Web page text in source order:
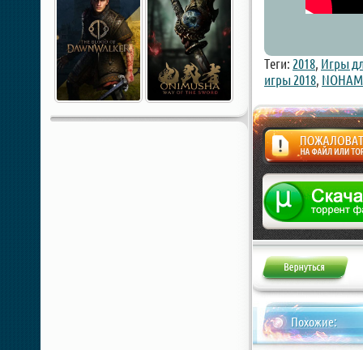
Теги: 2018, Игры
игры 2018,
Жалоба
Похожие: